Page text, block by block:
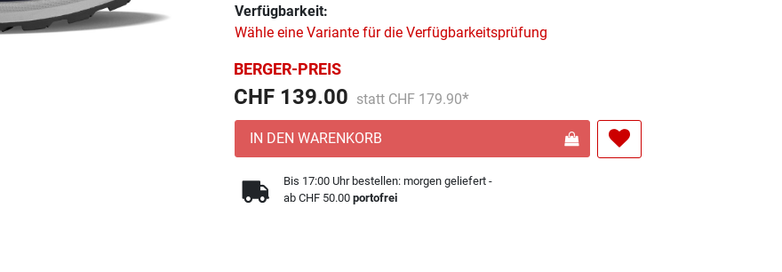
Verfügbarkeit:
Wähle eine Variante für die Verfügbarkeitsprüfung
BERGER-PREIS
CHF 139.00 Preis reduziert von
statt CHF 179.90
An
IN DEN WARENKORB
Bis 17:00 Uhr bestellen: morgen geliefert -
ab CHF 50.00portofrei